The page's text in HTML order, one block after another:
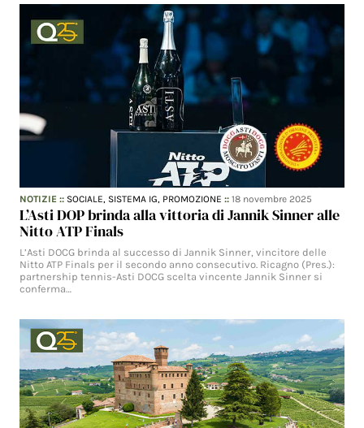
NOTIZIE :: SOCIALE, SISTEMA IG, PROMOZIONE ::18 novembre 2025
L’Asti DOP brinda alla vittoria di Jannik Sinner alle
Nitto ATP Finals
L’Asti DOCG brinda al successo di Jannik Sinner, vincitore delle
Nitto ATP Finals per il secondo anno consecutivo. Ricagno (Pres.):
partnership tennis-Asti DOCG scelta vincente Jannik Sinner si
conferma…